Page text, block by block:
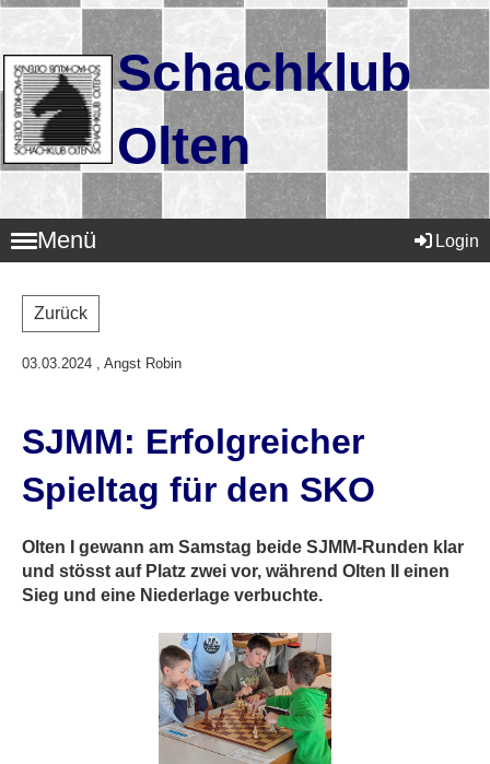
Schachklub
Olten
Menü Login
Zurück
03.03.2024 , Angst Robin
SJMM: Erfolgreicher
Spieltag für den SKO
Olten I gewann am Samstag beide SJMM-Runden klar
und stösst auf Platz zwei vor, während Olten II einen
Sieg und eine Niederlage verbuchte.